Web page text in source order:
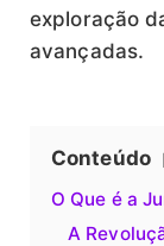
exploração
avançadas.
Conteúdo
O Que é a
A